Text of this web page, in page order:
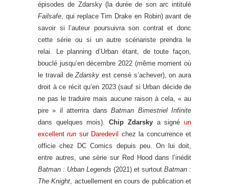
épisodes de Zdarsky (la durée de son arc intitulé
Failsafe, qui replace Tim Drake en Robin) avant de
savoir si l’auteur poursuivra son contrat et donc
cette série ou si un autre scénariste prendra le
relai. Le planning d’Urban étant, de toute façon,
bouclé jusqu’en décembre 2022 (même moment où
le travail deZdarsky est censé s’achever), on aura
droit à ce récit qu’en 2023 (sauf si Urban décide de
ne pas le traduire mais aucune raison à cela, « au
pire » il atterrira dansBatman Bimestriel Infinite
dans quelques mois).Chip Zdarskya signéun
excellentrun sur Daredevil
chez la concurrence et
officie chez DC Comics depuis peu. On lui doit,
entre autres, une série sur Red Hood dans l’inédit
Batman : Urban Legends (2021) et surtout Batman :
The Knight, actuellement en cours de publication et